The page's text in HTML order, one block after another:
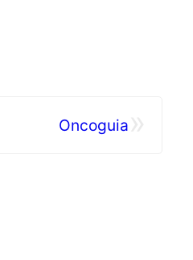
Oncoguia